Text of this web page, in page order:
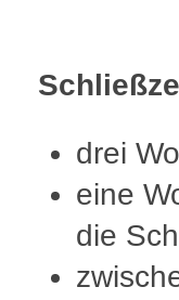
drei
eine
die